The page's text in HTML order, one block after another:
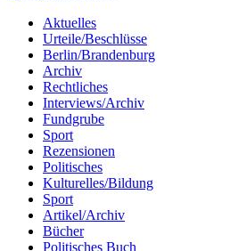
Aktuelles
Urteile/Beschlüsse
Berlin/Brandenburg
Archiv
Rechtliches
Interviews/Archiv
Fundgrube
Sport
Rezensionen
Politisches
Kulturelles/Bildung
Sport
Artikel/Archiv
Bücher
Politisches Buch